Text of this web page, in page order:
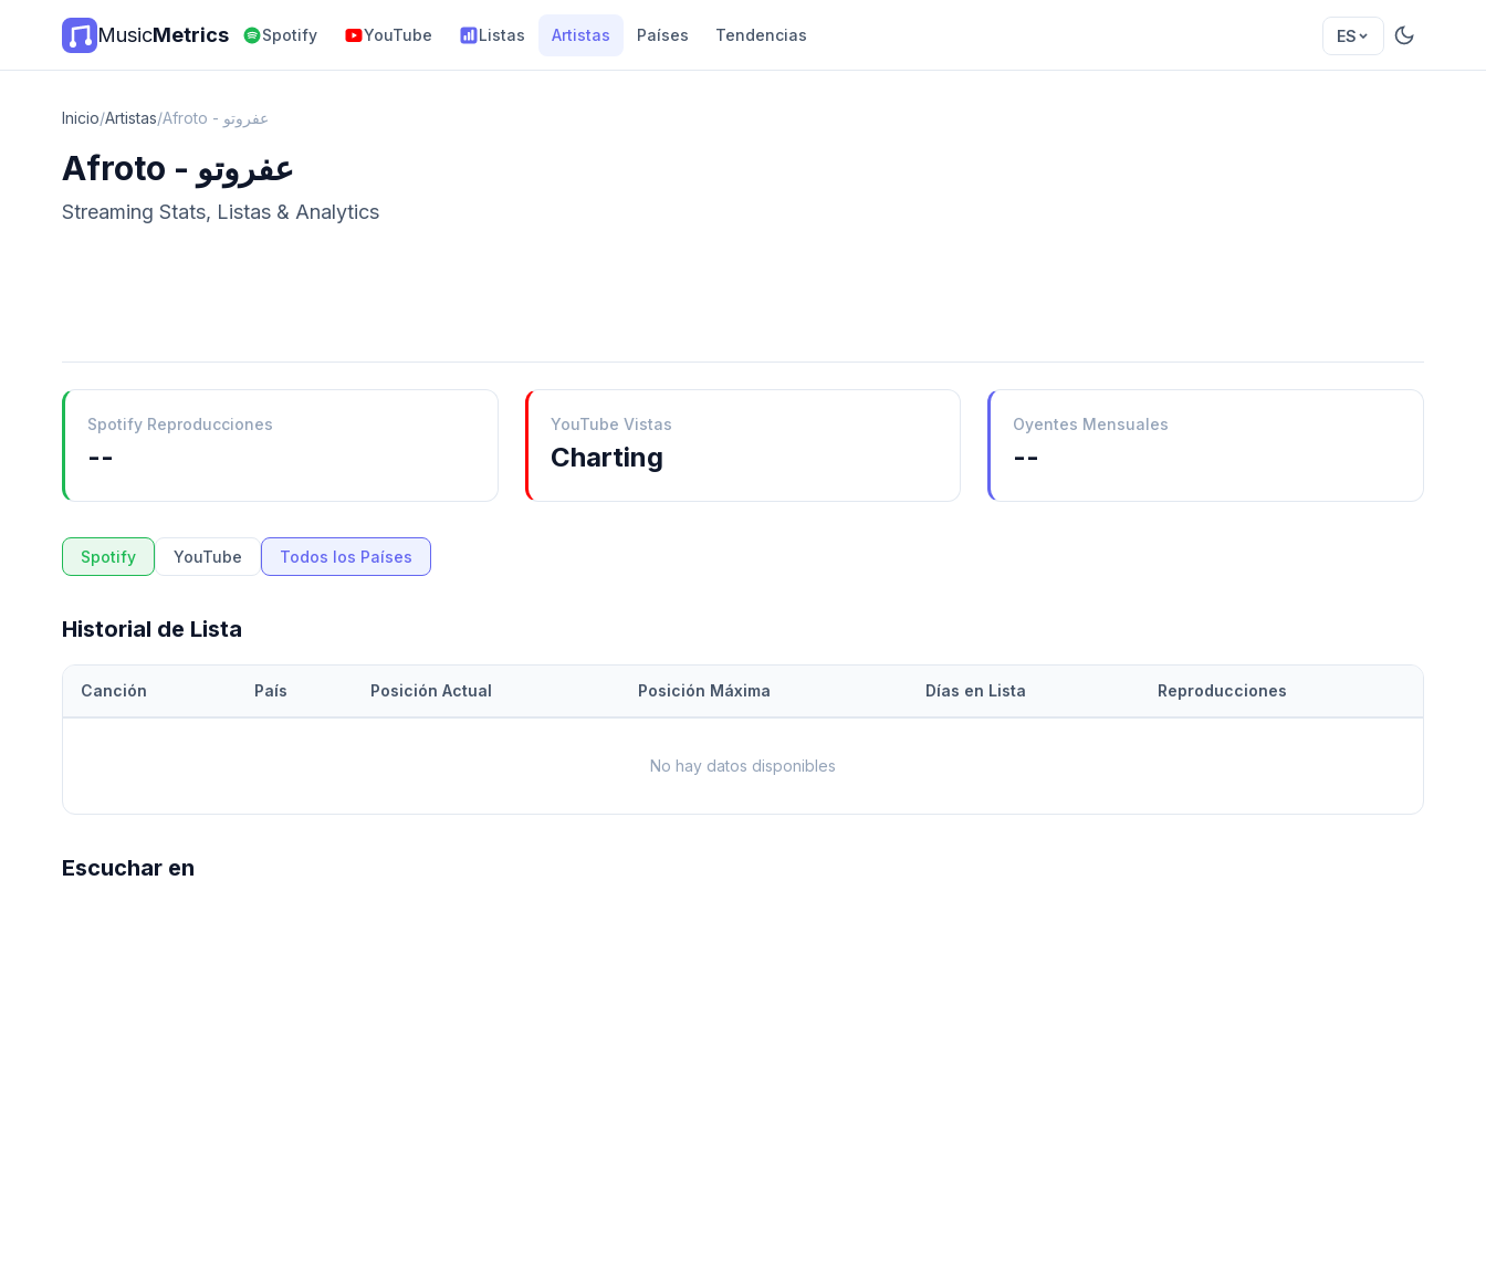
MusicMetrics Spotify YouTube Listas Artistas Países Tendencias ES
Inicio/Artistas/ Afroto - عفروتو
Afroto - عفروتو
Streaming Stats, Listas & Analytics
Spotify Reproducciones
--
YouTube Vistas
Charting
Oyentes Mensuales
--
Spotify YouTube Todos los Países
Historial de Lista
Canción País Posición Actual Posición Máxima Días en Lista Reproducciones
No hay datos disponibles
Escuchar en